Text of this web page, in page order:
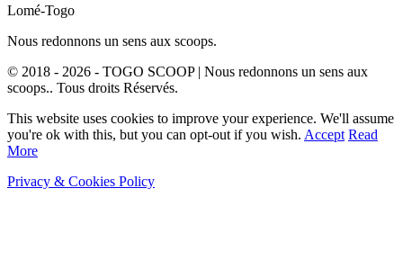
Lomé-Togo
Nous redonnons un sens aux scoops.
© 2018 - 2026 - TOGO SCOOP | Nous redonnons un sens aux
scoops.. Tous droits Réservés.
This website uses cookies to improve your experience. We'll assume
you're ok with this, but you can opt-out if you wish. Accept Read
More
Privacy & Cookies Policy